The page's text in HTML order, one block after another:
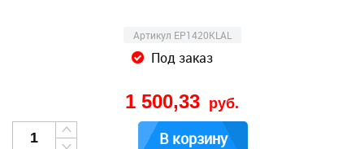
Артикул EP1420KLAL
Под заказ
1 500,33 руб.
В корзину